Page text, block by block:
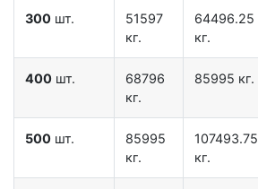
300 шт.
51597
кг.
64496.25
кг.
400 шт.
68796
кг.
85995 кг.
500 шт.
85995
кг.
107493.75
кг.